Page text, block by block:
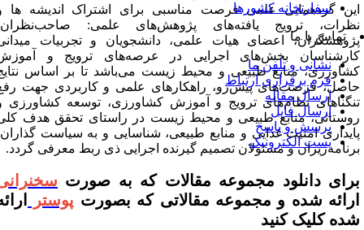
سفارتخانه کشورها
تماس با ما
نشانی و تلفن ما
فرم برقراری ارتباط
ارسال مقاله
ارسال فایل
پرسش و پاسخ
پست الکترونیک
گردهمایی علمی فرصت مناسبی برای اشتراک اندیشه ها و
ترویج یافته‌های پژوهش‌های علمی: صاحب‌نظران،
اعضای هیات علمی، دانشجویان و تجربیات میدانی
بخش‌های اجرایی در عرصه‌های ترویج و آموزش
منابع طبیعی و محیط زیست می‌باشد تا بر اساس نتایج
فرصت‌های پیش‌رو، راهکارهای علمی و کاربردی جهت رفع
نظام‌های ترویج و آموزش کشاورزی، توسعه کشاورزی و
منابع طبیعی و محیط زیست در راستای تحقق هدف کلی
امنیت غذایی و منابع طبیعی، شناسایی و به سیاست گذاران،
و مسئولان تصمیم گیرنده اجرایی ذی ربط معرفی گردد.
دانلود مجموعه مقالات که به صورت
سخنرانی
شده و مجموعه مقالاتی که بصورت پوستر
ارائه
کلیک کنید